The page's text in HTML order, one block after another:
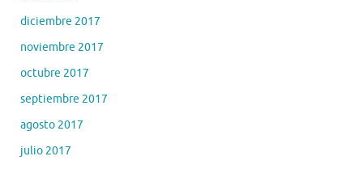
diciembre 2017
noviembre 2017
octubre 2017
septiembre 2017
agosto 2017
julio 2017